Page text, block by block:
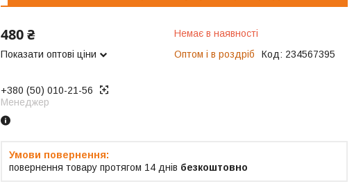
480 ₴
Показати оптові ціни
Немає в наявності
Оптом і в роздріб
Код: 234567395
+380 (50) 010-21-56
Менеджер
повернення товару протягом 14 днів безкоштовно